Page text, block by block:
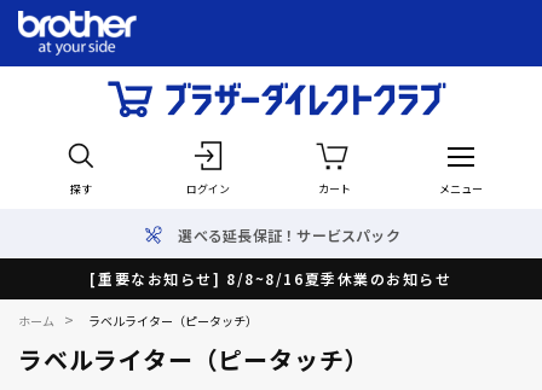
探す ログイン カート メニュー
選べる延長保証！サービスパック
[重要なお知らせ] 8/8~8/16夏季休業のお知らせ
ホーム > ラベルライター（ピータッチ）
ラベルライター（ピータッチ）